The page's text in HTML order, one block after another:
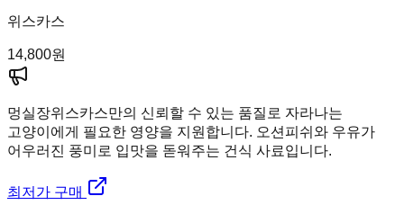
위스카스
14,800원
멍실장위스카스만의 신뢰할 수 있는 품질로 자라나는
고양이에게 필요한 영양을 지원합니다. 오션피쉬와 우유가
어우러진 풍미로 입맛을 돋워주는 건식 사료입니다.
최저가 구매